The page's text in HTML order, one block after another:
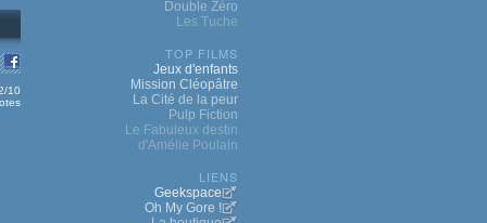
10
Double Zéro
Les Tuche
TOP FILMS
Jeux d'enfants
Mission Cléopâtre
La Cité de la peur
Pulp Fiction
Le Fabuleux destin
d'Amélie Poulain
LIENS
Geekspace
Oh My Gore !